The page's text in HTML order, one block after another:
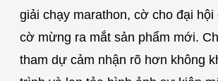
giải chạy marathon, cờ cho đại hội
cờ mừng ra mắt sản phẩm mới.
tham dự cảm nhận rõ hơn không